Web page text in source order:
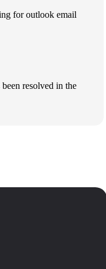
for outlook email
resolved in the